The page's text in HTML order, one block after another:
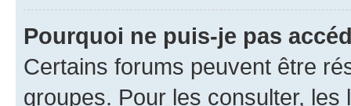
Pourquoi ne puis-je pas
Certains forums peuvent être
groupes. Pour les consulter,